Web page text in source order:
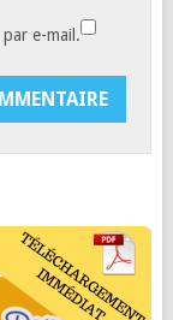
e-mail.